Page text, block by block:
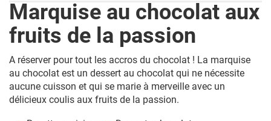
Marquise au chocolat aux
fruits de la passion
A réserver pour tout les accros du chocolat ! La marquise
au chocolat est un dessert au chocolat qui ne nécessite
aucune cuisson et qui se marie à merveille avec un
délicieux coulis aux fruits de la passion.